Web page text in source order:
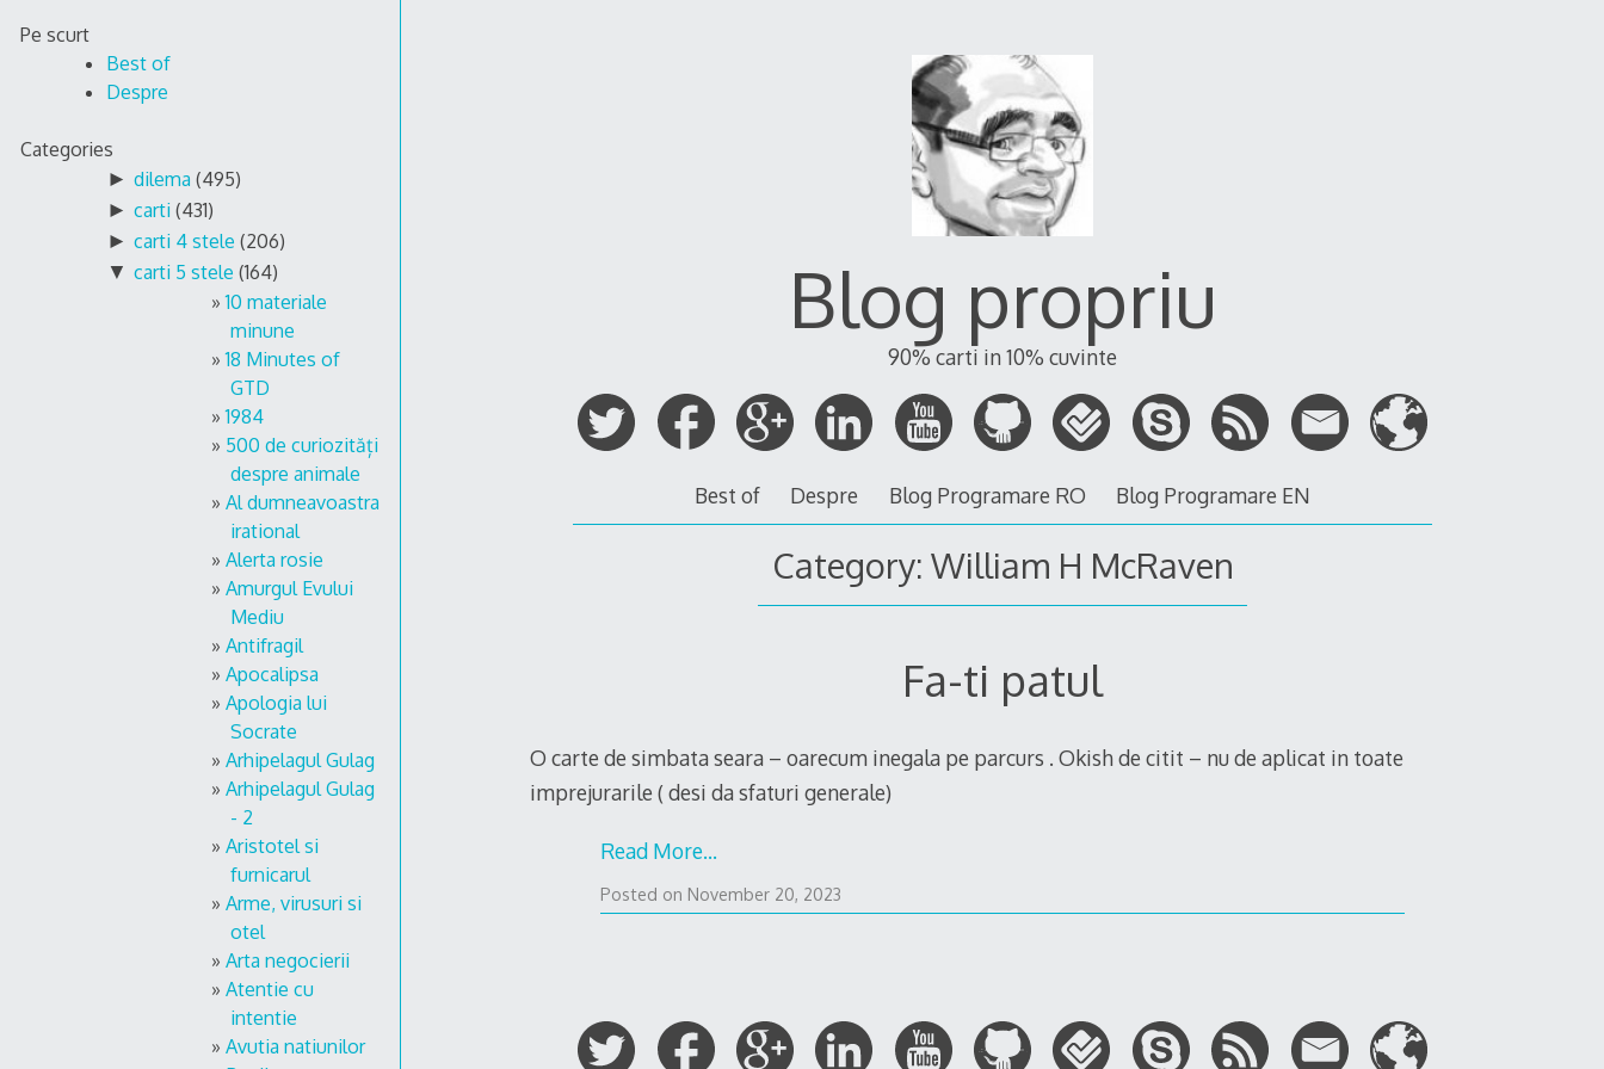
Blog propriu
90% carti in 10% cuvinte
Best of Despre Blog Programare RO Blog Programare EN
Category: William H McRaven
Fa-ti patul
O carte de simbata seara – oarecum inegala pe parcurs . Okish de citit – nu de aplicat in toate
imprejurarile ( desi da sfaturi generale)
Read More…
Posted on November 20, 2023
7,
Pe scurt
Best of
Despre
Categories
► dilema (495)
► carti (431)
► carti 4 stele (206)
▼ carti 5 stele (164)
10 materiale
minune
18 Minutes of
GTD
1984
500 de curiozități
despre animale
Al dumneavoastra
irational
Alerta rosie
Amurgul Evului
Mediu
Antifragil
Apocalipsa
Apologia lui
Socrate
Arhipelagul Gulag
Arhipelagul Gulag
- 2
Aristotel si
furnicarul
Arme, virusuri si
otel
Arta negocierii
Atentie cu
intentie
Avutia natiunilor